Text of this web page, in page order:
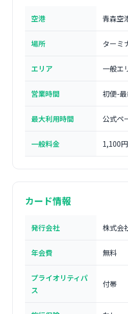
空港 青森空
場所 ターミ
エリア 一般エ
営業時間 初便-
最大利用時間 公式ペ
一般料金 1,100円
カード情報
発行会社 株式会
年会費 無料
プライオリティパ
ス
付帯